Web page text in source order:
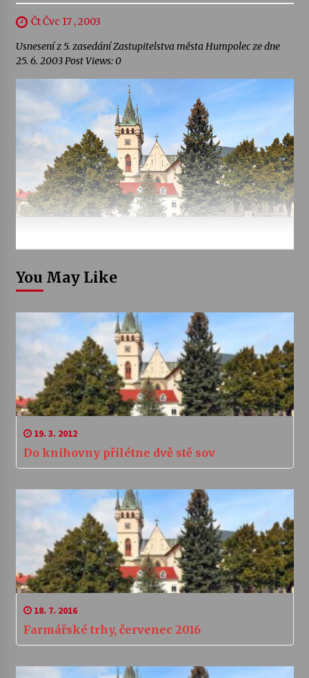
Čt Čvc 17 , 2003
Usnesení z 5. zasedání Zastupitelstva města Humpolec ze dne
25. 6. 2003 Post Views: 0
You May Like
19. 3. 2012
Do knihovny přilétne dvě stě sov
18. 7. 2016
Farmářské trhy, červenec 2016